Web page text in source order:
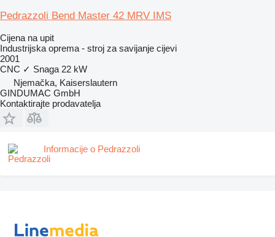
Pedrazzoli Bend Master 42 MRV IMS
Cijena na upit
Industrijska oprema - stroj za savijanje cijevi
2001
CNC ✓ Snaga 22 kW
Njemačka, Kaiserslautern
GINDUMAC GmbH
Kontaktirajte prodavatelja
Informacije o Pedrazzoli